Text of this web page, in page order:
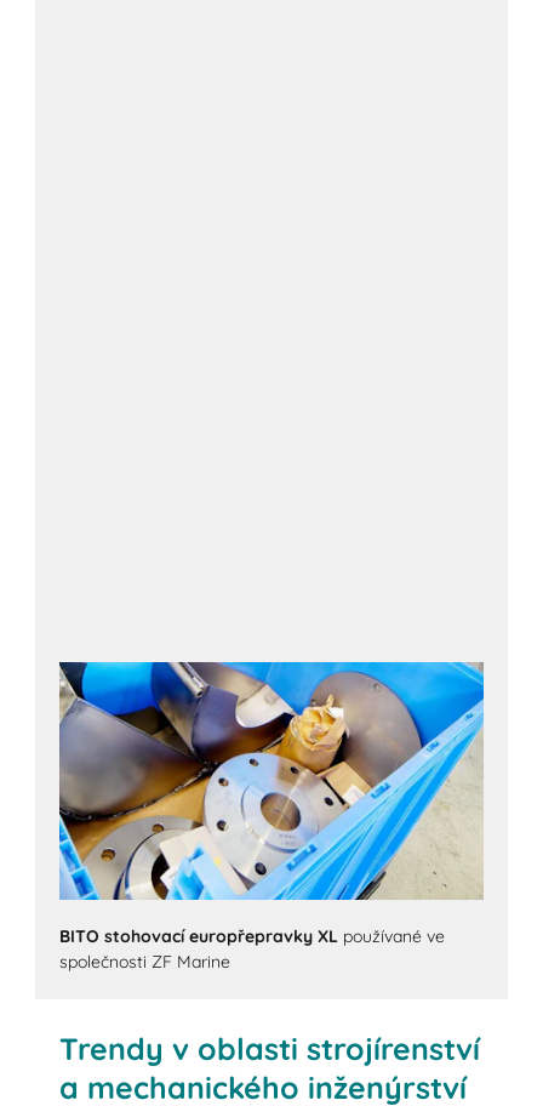
BITO stohovací europřepravky XL používané ve
společnosti ZF Marine
Trendy v oblasti strojírenství
a mechanického inženýrství